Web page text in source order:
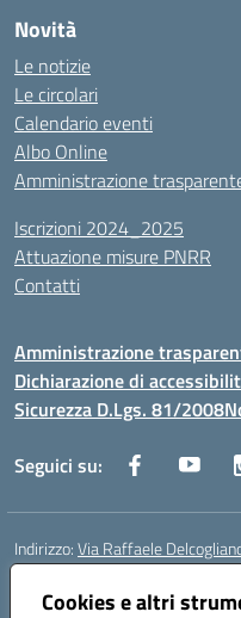
Cookies e altri
Novità
Le notizie
Le circolari
Calendario eventi
Albo Online
Amministrazione
Iscrizioni 2024_2025
Attuazione misure PNRR
Contatti
Amministrazione
Dichiarazione di
Sicurezza D.Lgs. 81/2008
Seguici su:
Indirizzo:Via Raffaele
Centralino:
Posta elettronica certificata